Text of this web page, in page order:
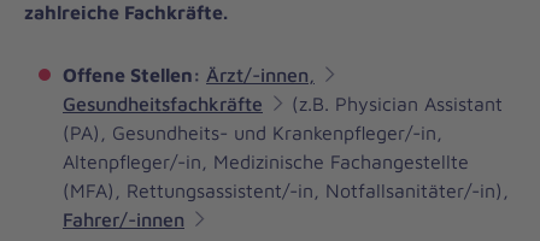
zahlreiche Fachkräfte.
Offene Stellen: Ärzt/-innen,
Gesundheitsfachkräfte
(z.B. Physician Assistant
(PA), Gesundheits- und Krankenpfleger/-in,
Altenpfleger/-in, Medizinische Fachangestellte
(MFA), Rettungsassistent/-in, Notfallsanitäter/-in),
Fahrer/-innen